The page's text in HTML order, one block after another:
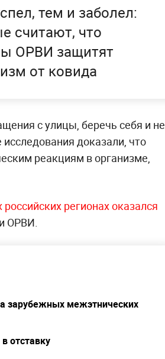
тем и заболел:
считают, что
ОРВИ защитят
от ковида
с улицы, беречь себя и не
доказали, что
реакциям в организме,
российских регионах оказался
ОРВИ.
зарубежных межэтнических
отставку